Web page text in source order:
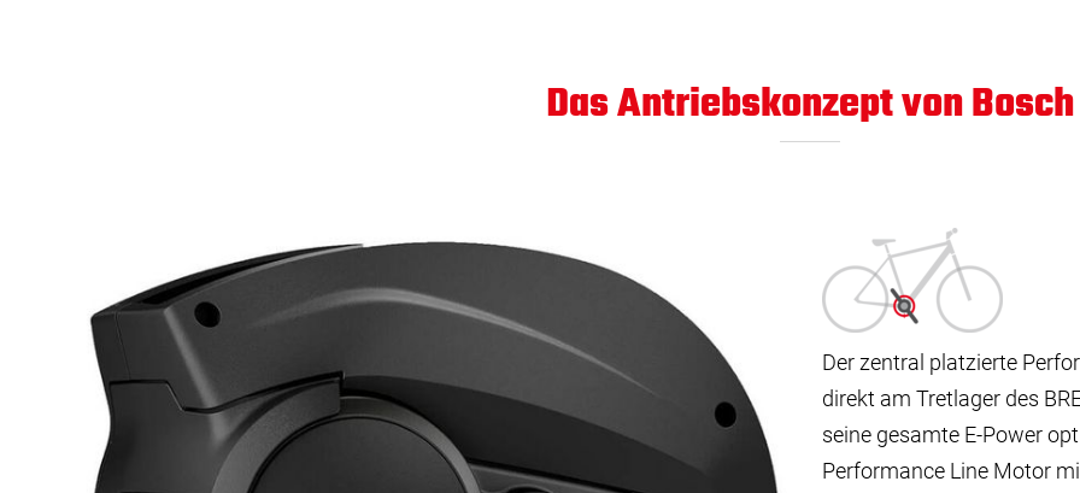
Das Antriebskonzept von Bosch
Der zentral platzierte
direkt am Tretlager des
seine gesamte E-Power
Performance Line Motor